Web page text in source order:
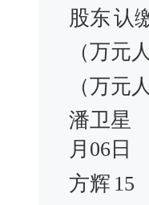
股东认
（万元
（万元
潘卫星
月06日
方辉 15